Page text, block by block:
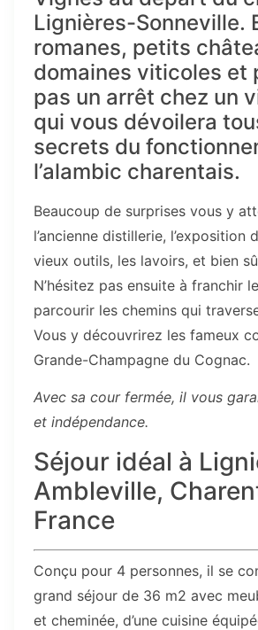
Lignières-Sonneville.
romanes, petits
domaines viticoles et
pas un arrêt chez un
qui vous dévoilera
secrets du
l’alambic charentais.
Beaucoup de surprises vous y
l’ancienne distillerie, l’exposition
vieux outils, les lavoirs, et bien
N’hésitez pas ensuite à franchir
parcourir les chemins qui
Vous y découvrirez les fameux
Grande-Champagne du Cognac.
Avec sa cour fermée, il vous
et indépendance.
Séjour idéal à
Ambleville,
France
Conçu pour 4 personnes, il se
grand séjour de 36 m2 avec
et cheminée, d’une cuisine